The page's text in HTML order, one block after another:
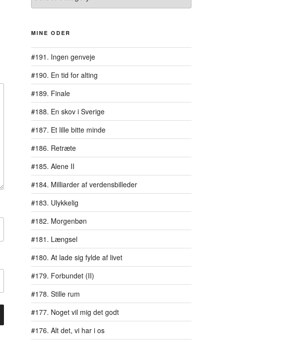
MINE ODER
#191. Ingen genveje
#190. En tid for alting
#189. Finale
#188. En skov i Sverige
#187. Et lille bitte minde
#186. Retræte
#185. Alene II
#184. Milliarder af verdensbilleder
#183. Ulykkelig
#182. Morgenbøn
#181. Længsel
#180. At lade sig fylde af livet
#179. Forbundet (II)
#178. Stille rum
#177. Noget vil mig det godt
#176. Alt det, vi har i os